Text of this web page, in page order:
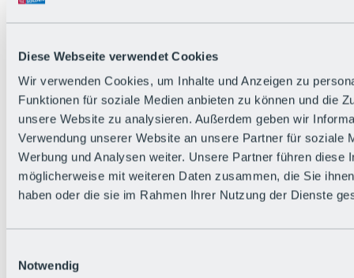
Diese Webseite verwendet Cookies
Wir verwenden Cookies, um Inhalte und Anzeigen zu
Funktionen für soziale Medien anbieten zu können und die
unsere Website zu analysieren. Außerdem geben wir
Verwendung unserer Website an unsere Partner für soziale
Werbung und Analysen weiter. Unsere Partner führen diese
möglicherweise mit weiteren Daten zusammen, die Sie
haben oder die sie im Rahmen Ihrer Nutzung der Dienste
Notwendig
Alle Live-Infos
Wetter
Hüttenstatus
Livecams
Urlaubsregion